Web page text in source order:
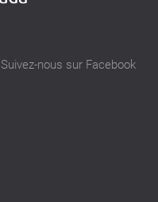
Suivez-nous sur Facebook